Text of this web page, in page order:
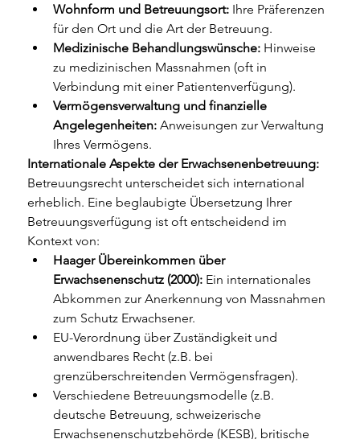
Wohnform und Betreuungsort: Ihre Präferenzen
für den Ort und die Art der Betreuung.
Medizinische Behandlungswünsche: Hinweise
zu medizinischen Massnahmen (oft in
Verbindung mit einer Patientenverfügung).
Vermögensverwaltung und finanzielle
Angelegenheiten: Anweisungen zur Verwaltung
Ihres Vermögens.
Internationale Aspekte der Erwachsenenbetreuung:
Betreuungsrecht unterscheidet sich international
erheblich. Eine beglaubigte Übersetzung Ihrer
Betreuungsverfügung ist oft entscheidend im
Kontext von:
Haager Übereinkommen über
Erwachsenenschutz (2000): Ein internationales
Abkommen zur Anerkennung von Massnahmen
zum Schutz Erwachsener.
EU-Verordnung über Zuständigkeit und
anwendbares Recht (z.B. bei
grenzüberschreitenden Vermögensfragen).
Verschiedene Betreuungsmodelle (z.B.
deutsche Betreuung, schweizerische
Erwachsenenschutzbehörde (KESB), britische